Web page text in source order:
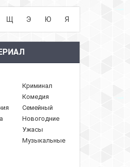
Щ Э Ю Я
Криминал
Комедия
Семейный
Новогодние
Ужасы
Музыкальные